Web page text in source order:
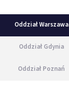
Oddział Warszawa
Oddział Gdynia
Oddział Poznań